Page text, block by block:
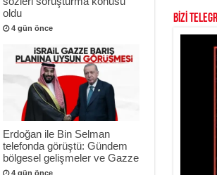
oldu
4 gün önce
Erdoğan ile Bin Selman
telefonda görüştü: Gündem
bölgesel gelişmeler ve Gazze
4 gün önce
BİZİ